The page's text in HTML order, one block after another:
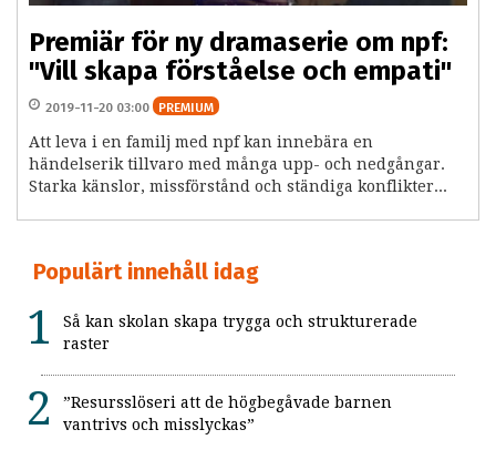
Premiär för ny dramaserie om npf:
"Vill skapa förståelse och empati"
2019-11-20 03:00 PREMIUM
Att leva i en familj med npf kan innebära en
händelserik tillvaro med många upp- och nedgångar.
Starka känslor, missförstånd och ständiga konflikter...
Populärt innehåll idag
Så kan skolan skapa trygga och strukturerade
raster
”Resursslöseri att de högbegåvade barnen
vantrivs och misslyckas”